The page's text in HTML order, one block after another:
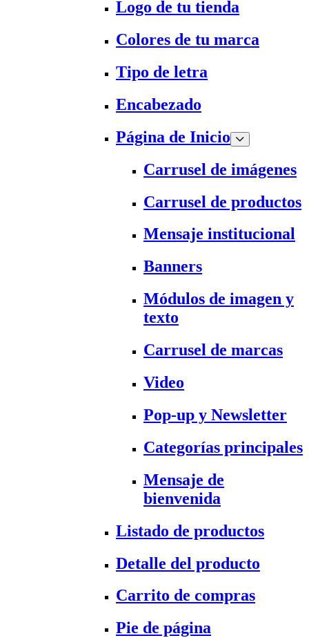
Logo de tu tienda
Colores de tu marca
Tipo de letra
Encabezado
Página de Inicio
Carrusel de imágenes
Carrusel de productos
Mensaje institucional
Banners
Módulos de imagen y
texto
Carrusel de marcas
Video
Pop-up y Newsletter
Categorías principales
Mensaje de
bienvenida
Listado de productos
Detalle del producto
Carrito de compras
Pie de página